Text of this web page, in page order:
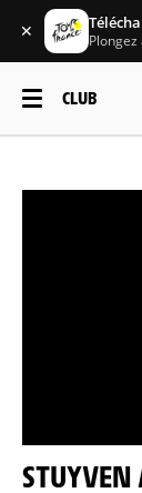
✕
CLUB
STUYVEN À L'ATTAQUE - TOUR DE